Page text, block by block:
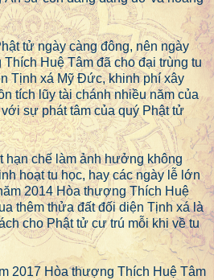
tử ngày càng đông, nên ngày
Huệ Tâm đã cho đại trùng tu
Tịnh xá Mỹ Đức, khinh phí xây
tích lũy tài chánh nhiều năm của
sự phát tâm của quý Phật tử
hạn chế làm ảnh hưởng không
hoạt tu học, hay các ngày lễ lớn
2014 Hòa thượng Thích Huệ
thêm thửa đất đối diện Tịnh xá là
cho Phật tử cư trú mỗi khi về tu
2017 Hòa thượng Thích Huệ Tâm